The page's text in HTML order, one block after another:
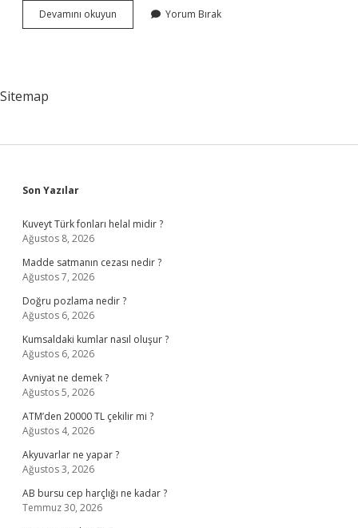
Devamını okuyun
Çeşit
Yorum Bırak
Sitemap
Sidebar
Son Yazılar
Kuveyt Türk fonları helal midir ?
Ağustos 8, 2026
Madde satmanın cezası nedir ?
Ağustos 7, 2026
Doğru pozlama nedir ?
Ağustos 6, 2026
Kumsaldaki kumlar nasıl oluşur ?
Ağustos 6, 2026
Avniyat ne demek ?
Ağustos 5, 2026
ATM’den 20000 TL çekilir mi ?
Ağustos 4, 2026
Akyuvarlar ne yapar ?
Ağustos 3, 2026
AB bursu cep harçlığı ne kadar ?
Temmuz 30, 2026